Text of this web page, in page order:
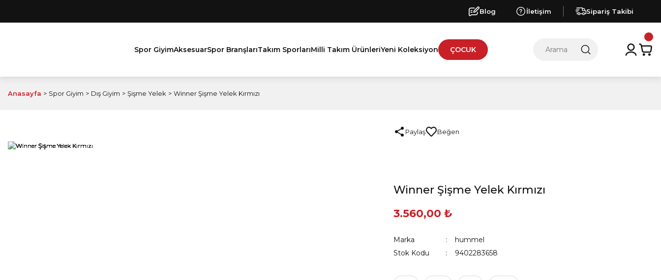
Blog İletişim Sipariş Takibi
Spor GiyimAksesuarSpor BranşlarıTakım SporlarıMilli Takım ÜrünleriYeni Koleksiyon ÇOCUK
Anasayfa Spor Giyim Dış Giyim Şişme Yelek Winner Şişme Yelek Kırmızı
Paylaş
Winner Şişme Yelek Kırmızı
3.560,00 ₺
Marka
hummel
Stok Kodu
9402283658